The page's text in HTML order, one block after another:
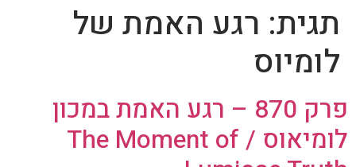
תגית: רגע האמת של
לומיוס
פרק 870 – רגע האמת במכון
לומיאוס / The Moment of